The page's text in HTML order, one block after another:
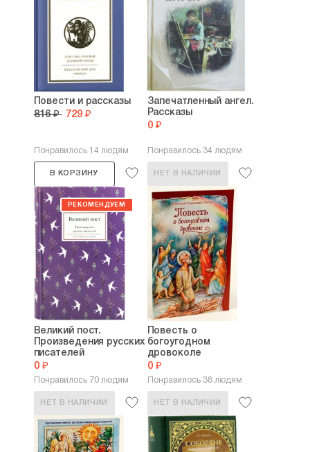
Повести и рассказы
816 ₽ 729 ₽
Понравилось 14 людям
В КОРЗИНУ
Запечатленный ангел.
Рассказы
0 ₽
Понравилось 34 людям
НЕТ В НАЛИЧИИ
Великий пост.
Произведения русских
писателей
0 ₽
Понравилось 70 людям
НЕТ В НАЛИЧИИ
Повесть о
богоугодном
дровоколе
0 ₽
Понравилось 38 людям
НЕТ В НАЛИЧИИ